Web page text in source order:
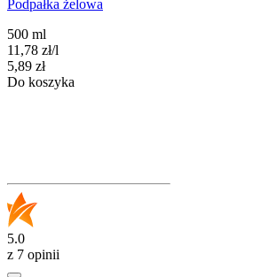
Podpałka żelowa
500 ml
11,78 zł/l
Cena
5,89 zł
Do koszyka
5.0
z 7 opinii